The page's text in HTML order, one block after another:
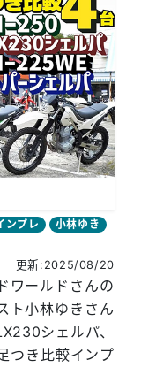
ンプレ
小林ゆき
更新:2025/08/20
ワールドさんの
ト小林ゆきさん
シェルパ、
つき比較インプ